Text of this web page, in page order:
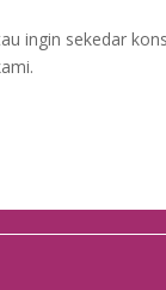
ingin sekedar